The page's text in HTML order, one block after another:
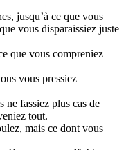
jusqu’à ce que vous
vous disparaissiez juste
que vous compreniez
vous pressiez
ne fassiez plus cas de
tout.
mais ce dont vous